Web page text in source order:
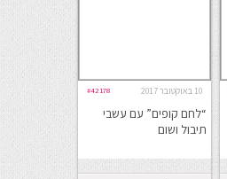
10 באוקטובר 2017 #42178
“לחם קופים” עם עשבי
תיבול ושום